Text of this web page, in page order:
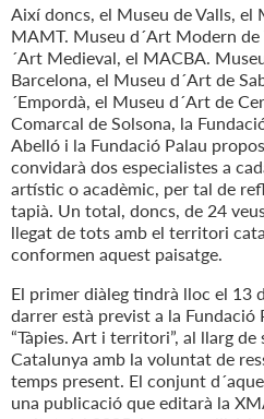
Així doncs, el Museu de Valls, el
MAMT. Museu d´Art Modern de
´Art Medieval, el MACBA.
Barcelona, el Museu d´Art de
´Empordà, el Museu d´Art de
Comarcal de Solsona, la
Abelló i la Fundació Palau
convidarà dos especialistes a
artístic o acadèmic, per tal de
tapià. Un total, doncs, de 24
llegat de tots amb el territori
conformen aquest paisatge.
El primer diàleg tindrà lloc el 13
darrer està previst a la Fundació
“Tàpies. Art i territori”, al llarg
Catalunya amb la voluntat de
temps present. El conjunt
una publicació que editarà la